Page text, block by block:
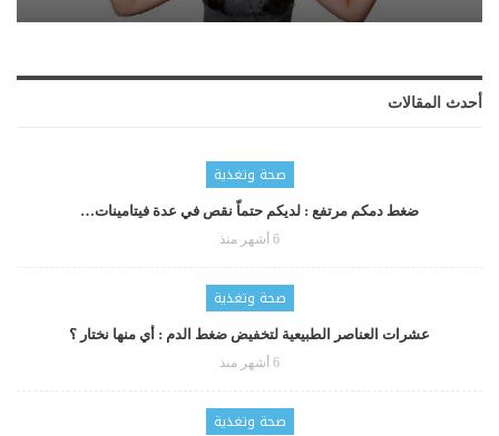
أحدث المقالات
صحة وتغذية
ضغط دمكم مرتفع : لديكم حتماّ نقص في عدة فيتامينات…
6 أشهر منذ
صحة وتغذية
عشرات العناصر الطبيعية لتخفيض ضغط الدم : أي منها نختار ؟
6 أشهر منذ
صحة وتغذية